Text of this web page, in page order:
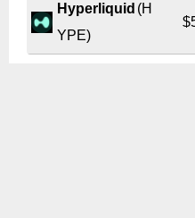
Hyperliquid (H
YPE)